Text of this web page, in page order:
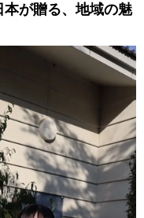
が贈る、地域の魅